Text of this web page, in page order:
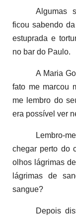
Algumas
ficou sabendo
estuprada e
no bar do Paulo.
A Maria
fato me marcou
me lembro do
era possível ver
Lembro-
chegar perto do
olhos lágrimas
lágrimas de
sangue?
Depois